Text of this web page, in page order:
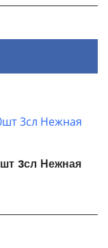
3сл Нежная